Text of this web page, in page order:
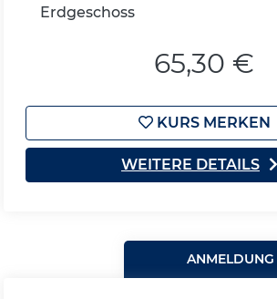
Erdgeschoss
65,30 €
KURS MERKEN
WEITERE DETAILS